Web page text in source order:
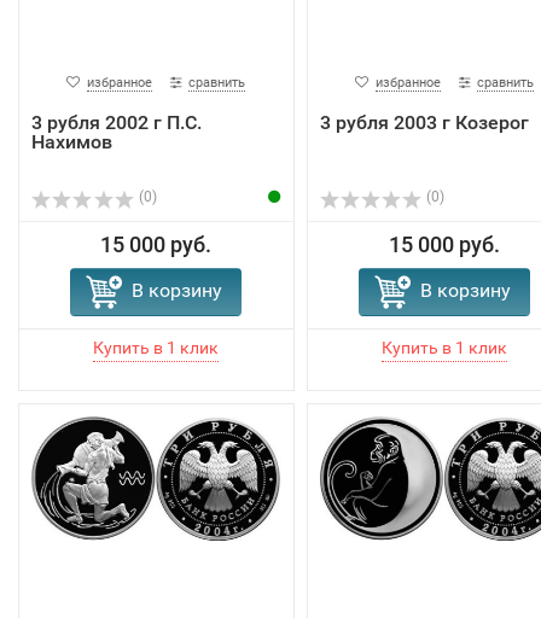
избранное сравнить
3 рубля 2002 г П.С.
Нахимов
(0)
15 000 руб.
В корзину
избранное сравнить
3 рубля 2003 г Козерог
(0)
15 000 руб.
В корзину